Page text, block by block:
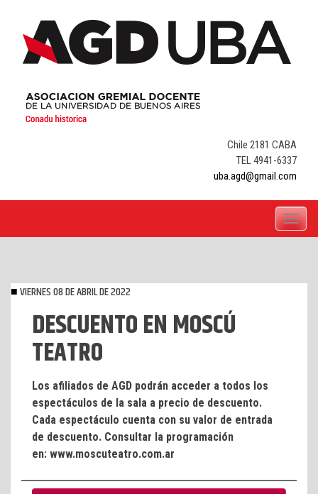
content
Chile 2181 CABA
TEL 4941-6337
uba.agd@gmail.com
Toggle
VIERNES 08 DE ABRIL DE 2022
DESCUENTO EN MOSCÚ
TEATRO
Los afiliados de AGD podrán acceder a todos los
espectáculos de la sala a precio de descuento.
Cada espectáculo cuenta con su valor de entrada
de descuento. Consultar la programación
en: www.moscuteatro.com.ar